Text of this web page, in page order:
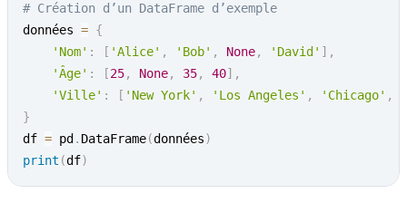
# Création d’un DataFrame d’exemple
données = {
'Nom' : [ 'Alice' , 'Bob' , None, 'David' ] ,
'Âge' : [25, None, 35, 40] ,
'Ville' : [ 'New York' , 'Los Angeles' , 'Chicago' ,
}
df = pd . DataFrame(données)
print (df)